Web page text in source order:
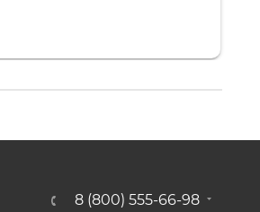
очень детально всё
8 (800) 555-66-98